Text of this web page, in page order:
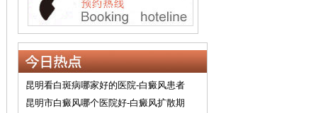
昆明看白斑病哪家好的医院-白癜风患者
昆明市白癜风哪个医院好-白癜风扩散期